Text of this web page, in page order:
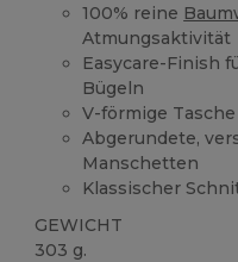
100% reine
Atmungsaktivität
Easycare-Finish
Bügeln
V-förmige
Abgerundete,
Manschetten
Klassischer
GEWICHT
303 g.